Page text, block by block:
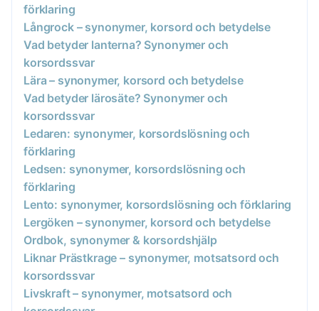
förklaring
Långrock – synonymer, korsord och betydelse
Vad betyder lanterna? Synonymer och
korsordssvar
Lära – synonymer, korsord och betydelse
Vad betyder lärosäte? Synonymer och
korsordssvar
Ledaren: synonymer, korsordslösning och
förklaring
Ledsen: synonymer, korsordslösning och
förklaring
Lento: synonymer, korsordslösning och förklaring
Lergöken – synonymer, korsord och betydelse
Ordbok, synonymer & korsordshjälp
Liknar Prästkrage – synonymer, motsatsord och
korsordssvar
Livskraft – synonymer, motsatsord och